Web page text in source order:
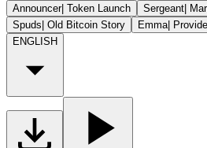
Announcer| Token Launch Sergeant|
Spuds| Old Bitcoin Story Emma|
ENGLISH